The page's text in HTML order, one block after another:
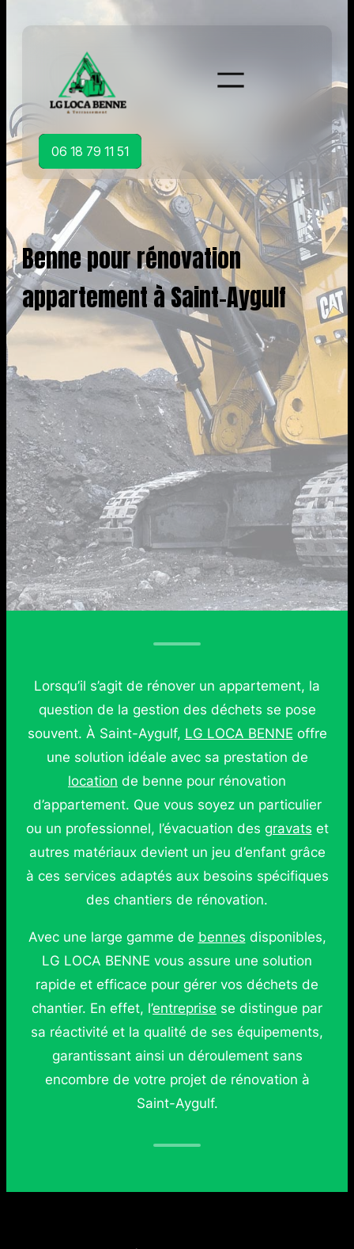
06 18 79 11 51
Benne pour rénovation
appartement à Saint-Aygulf
Lorsqu’il s’agit de rénover un appartement, la
question de la gestion des déchets se pose
souvent. À Saint-Aygulf, LG LOCA BENNE offre
une solution idéale avec sa prestation de
location de benne pour rénovation
d’appartement. Que vous soyez un particulier
ou un professionnel, l’évacuation des gravats et
autres matériaux devient un jeu d’enfant grâce
à ces services adaptés aux besoins spécifiques
des chantiers de rénovation.
Avec une large gamme de bennes disponibles,
LG LOCA BENNE vous assure une solution
rapide et efficace pour gérer vos déchets de
chantier. En effet, l’entreprise se distingue par
sa réactivité et la qualité de ses équipements,
garantissant ainsi un déroulement sans
encombre de votre projet de rénovation à
Saint-Aygulf.